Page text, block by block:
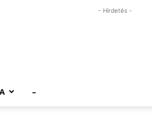
- Hirdetés -
–